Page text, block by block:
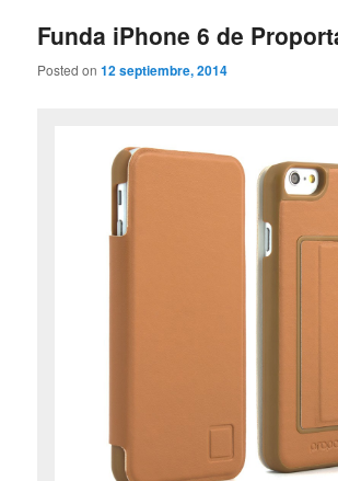
Funda iPhone 6 de
Posted on12 septiembre, 2014